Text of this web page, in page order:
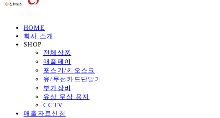
HOME
회사 소개
SHOP
전체상품
애플페이
포스기/키오스크
유/무선카드단말기
부가장비
유상 무상 용지
CCTV
매출자료신청